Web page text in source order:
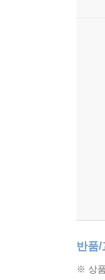
반품/
※ 상